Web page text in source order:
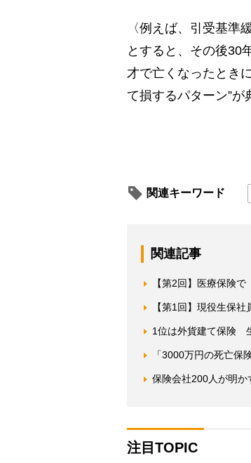
〈例えば、引受基準
とすると、その後30
才で亡くなったとき
て損するパターン”が
関連キーワード
関連記事
【第2回】医療保険
【第1回】現役生保
1位は外貨建て保険
「3000万円の死亡保
保険会社200人が明
注目TOPIC